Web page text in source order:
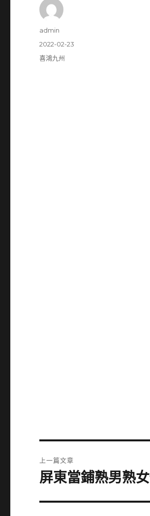
作
admin
發
佈
2022-02-23
分
喜鴻九州
章
上一篇文章
上
篇
屏東當鋪熟男熟